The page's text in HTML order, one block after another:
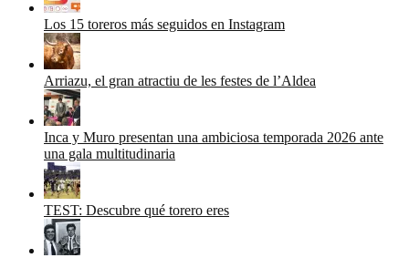
Los 15 toreros más seguidos en Instagram
Arriazu, el gran atractiu de les festes de l’Aldea
Inca y Muro presentan una ambiciosa temporada 2026 ante
una gala multitudinaria
TEST: Descubre qué torero eres